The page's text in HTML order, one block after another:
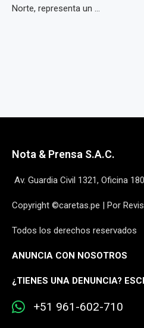
Norte, representa un ...
Nota & Prensa S.A.C.
Av. Guardia Civil 1321, Oficina
Copyright ©caretas.pe | Por
Todos los derechos reservados
ANUNCIA CON NOSOTROS
¿TIENES UNA DENUNCIA?
+51 961-602-710